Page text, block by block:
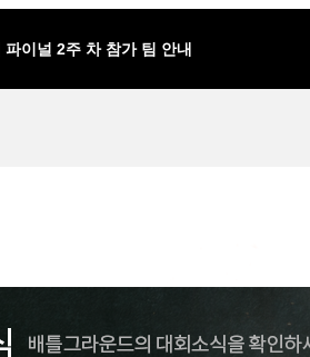
이널 2주 차 참가 팀 안내